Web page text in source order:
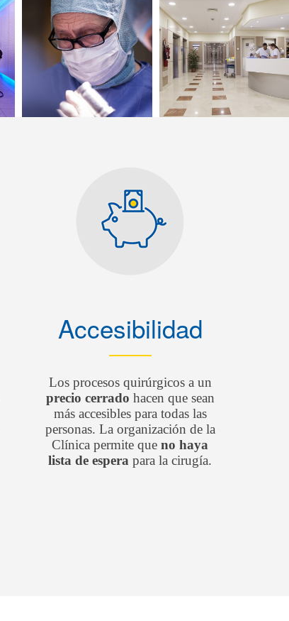
Accesibilidad
Los procesos quirúrgicos a un
precio cerrado hacen que sean
más accesibles para todas las
personas. La organización de la
Clínica permite queno haya
lista de espera para la cirugía.